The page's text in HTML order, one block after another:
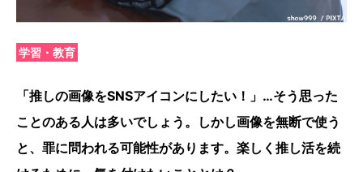
学習・教育
「推しの画像をSNSアイコンにしたい！」…そう思った
ことのある人は多いでしょう。しかし画像を無断で使う
と、罪に問われる可能性があります。楽しく推し活を続